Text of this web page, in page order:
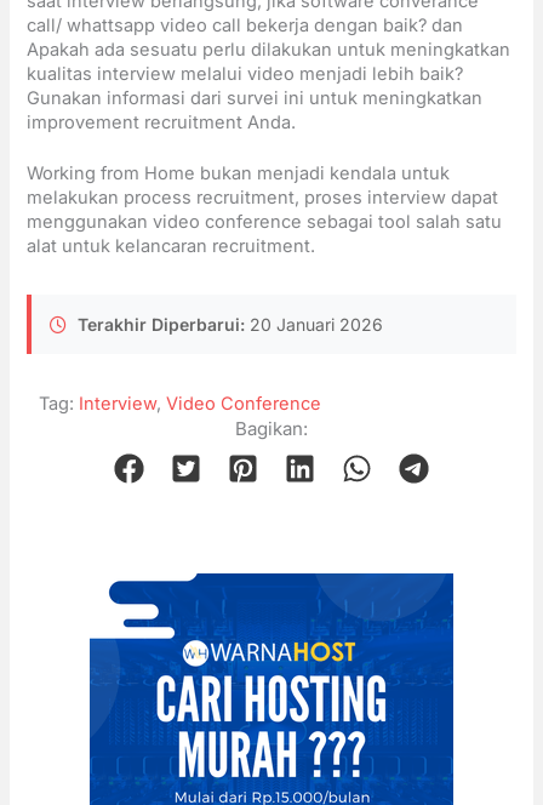
call/ whattsapp video call bekerja dengan baik? dan
Apakah ada sesuatu perlu dilakukan untuk meningkatkan
kualitas interview melalui video menjadi lebih baik?
Gunakan informasi dari survei ini untuk meningkatkan
improvement recruitment Anda.
Working from Home bukan menjadi kendala untuk
melakukan process recruitment, proses interview dapat
menggunakan video conference sebagai tool salah satu
alat untuk kelancaran recruitment.
Terakhir Diperbarui: 20 Januari 2026
Tag: Interview,Video Conference
Bagikan: